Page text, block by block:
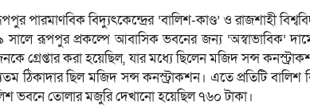
পারমাণবিক বিদ্যুৎকেন্দ্রের ‘বালিশ-কাণ্ড’ ও রাজশাহী
রূপপুর প্রকল্পে আবাসিক ভবনের জন্য ‘অস্বাভাবিক’
গ্রেপ্তার করা হয়েছিল, যার মধ্যে ছিলেন মজিদ সন্স
ঠিকাদার ছিল মজিদ সন্স কনস্ট্রাকশন। এতে প্রতিটি
ভবনে তোলার মজুরি দেখানো হয়েছিল ৭৬০ টাকা।